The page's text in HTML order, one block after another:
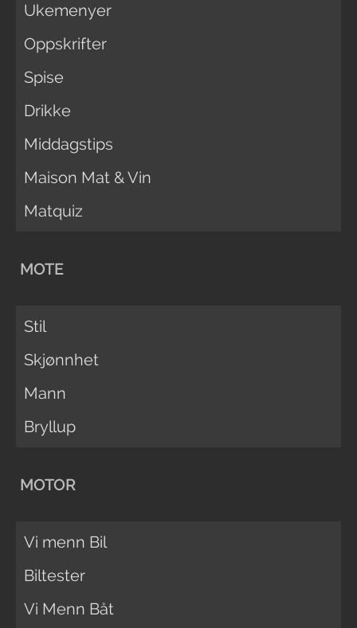
Ukemenyer
Oppskrifter
Spise
Drikke
Middagstips
Maison Mat & Vin
Matquiz
MOTE
Stil
Skjønnhet
Mann
Bryllup
MOTOR
Vi menn Bil
Biltester
Vi Menn Båt